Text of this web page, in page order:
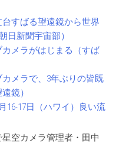
すばる望遠鏡から世界
日新聞宇宙部）
メラがはじまる（すば
メラで、3年ぶりの皆既
鏡）
16-17日（ハワイ）良い流
星空カメラ管理者・田中